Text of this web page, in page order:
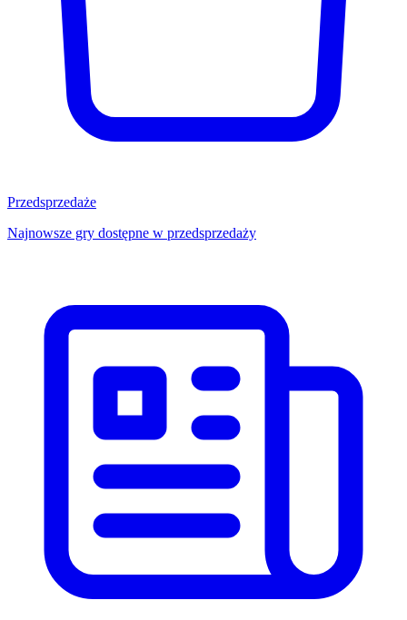
Przedsprzedaże
Najnowsze gry dostępne w przedsprzedaży